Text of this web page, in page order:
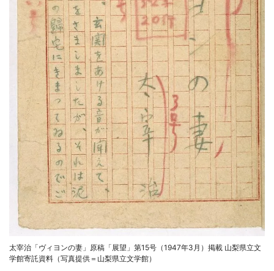
太宰治「ヴィヨンの妻」原稿「展望」第15号（1947年3月）掲載 山梨県立文
学館寄託資料（写真提供＝山梨県立文学館）